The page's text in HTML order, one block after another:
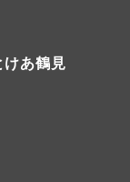
けあ鶴見